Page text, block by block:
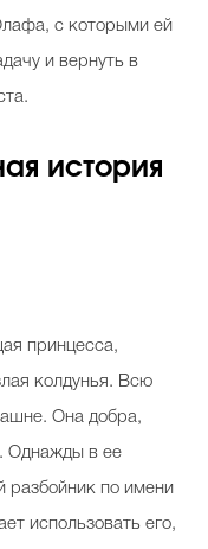
с которыми ей
и вернуть в
история
принцесса,
колдунья. Всю
Она добра,
Однажды в ее
разбойник по имени
использовать его,